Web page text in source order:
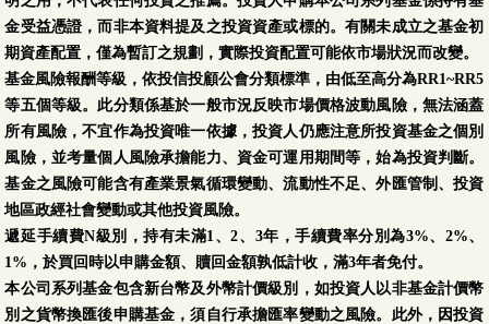
金受益憑證，而非本資料提及之投資資產或標的。有關未成立之基金初
期資產配置，僅為暫訂之規劃，實際投資配置可能依市場狀況而改變。
基金風險報酬等級，依投信投顧公會分類標準，由低至高分為RR1~RR5
等五個等級。此分類係基於一般市況反映市場價格波動風險，無法涵蓋
所有風險，不宜作為投資唯一依據，投資人仍應注意所投資基金之個別
風險，並考量個人風險承擔能力、資金可運用期間等，始為投資判斷。
基金之風險可能含有產業景氣循環變動、流動性不足、外匯管制、投資
地區政經社會變動或其他投資風險。
遞延手續費N級別，持有未滿1、2、3年，手續費率分別為3%、2%、
1%，於買回時以申購金額、贖回金額孰低計收，滿3年者免付。
本公司系列基金包含新台幣及外幣計價級別，如投資人以非基金計價幣
別之貨幣換匯後申購基金，須自行承擔匯率變動之風險。此外，因投資